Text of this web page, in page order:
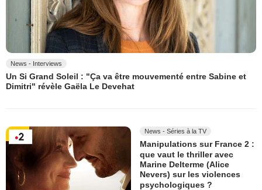
News - Interviews
Un Si Grand Soleil : "Ça va être mouvementé entre Sabine et
Dimitri" révèle Gaëla Le Devehat
News - Séries à la TV
Manipulations sur France 2 :
que vaut le thriller avec
Marine Delterme (Alice
Nevers) sur les violences
psychologiques ?